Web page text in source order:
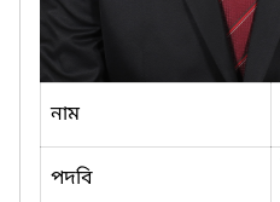
নাম
পদবি